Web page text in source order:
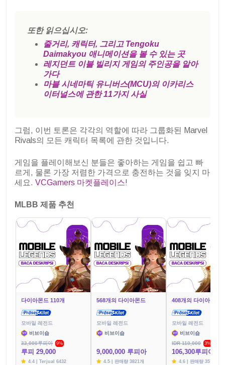
또한 읽으십시오:
줄거리, 캐릭터, 그리고 Tengoku
Daimakyou 애니메이션을 볼 수 있는 곳
레지던트 이블 빌리지 게임의 주인공을 알아
가다
마블 시네마틱 유니버스(MCU)의 이카리스
이터널스에 관한 11가지 사실
그럼, 이번 토론은 각각의 역할에 따라 그룹화된 Marvel
Rivals의 모든 캐릭터 목록에 관한 것입니다.
게임을 플레이해보신 분들은 좋아하는 게임을 쉽고 빠
르게, 물론 가장 저렴한 가격으로 충전하는 것을 잊지 마
세요. VCGamers 마켓플레이스!
MLBB 제품 추천
다이아몬드 110개
모바일 레전드
비브이숍
32,000루피아
9%
루피 29,000
4.4 | Terjual 6432
568개의 다이아몬드
모바일 레전드
비브이숍
9,000,000 루피아
4.5 | 판매량 3821개
408개의 다이아몬드
모바일 레전드
비브이숍
IDR 110,000
3%
106,300루피아
4.6 | 판매량 3576개